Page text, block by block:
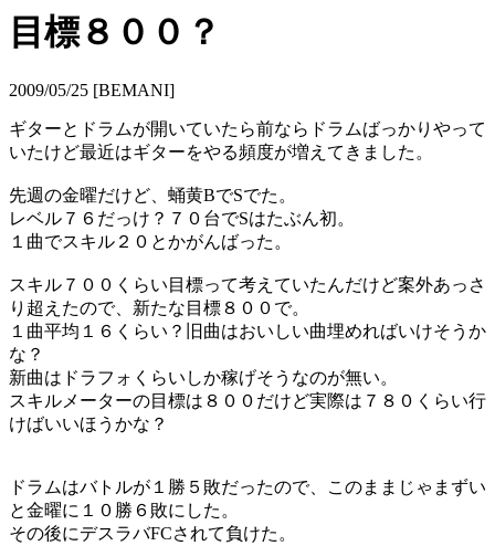
目標８００？
2009/05/25 [BEMANI]
ギターとドラムが開いていたら前ならドラムばっかりやって
いたけど最近はギターをやる頻度が増えてきました。
先週の金曜だけど、蛹黄BでSでた。
レベル７６だっけ？７０台でSはたぶん初。
１曲でスキル２０とかがんばった。
スキル７００くらい目標って考えていたんだけど案外あっさ
り超えたので、新たな目標８００で。
１曲平均１６くらい？旧曲はおいしい曲埋めればいけそうか
な？
新曲はドラフォくらいしか稼げそうなのが無い。
スキルメーターの目標は８００だけど実際は７８０くらい行
けばいいほうかな？
ドラムはバトルが１勝５敗だったので、このままじゃまずい
と金曜に１０勝６敗にした。
その後にデスラバFCされて負けた。